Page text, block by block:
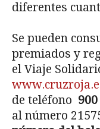
diferentes
Se pueden
premiados y
el Viaje
de teléfono
al número